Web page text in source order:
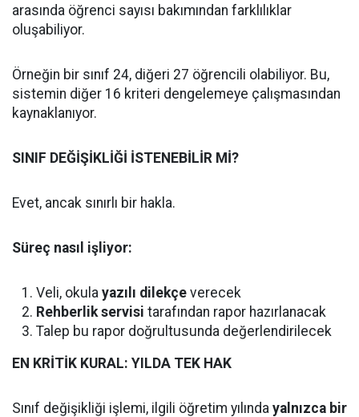
arasında öğrenci sayısı bakımından farklılıklar
oluşabiliyor.
Örneğin bir sınıf 24, diğeri 27 öğrencili olabiliyor. Bu,
sistemin diğer 16 kriteri dengelemeye çalışmasından
kaynaklanıyor.
SINIF DEĞİŞİKLİĞİ İSTENEBİLİR Mİ?
Evet, ancak sınırlı bir hakla.
Süreç nasıl işliyor:
Veli, okula yazılı dilekçe verecek
Rehberlik servisi tarafından rapor hazırlanacak
Talep bu rapor doğrultusunda değerlendirilecek
EN KRİTİK KURAL: YILDA TEK HAK
Sınıf değişikliği işlemi, ilgili öğretim yılında yalnızca bir